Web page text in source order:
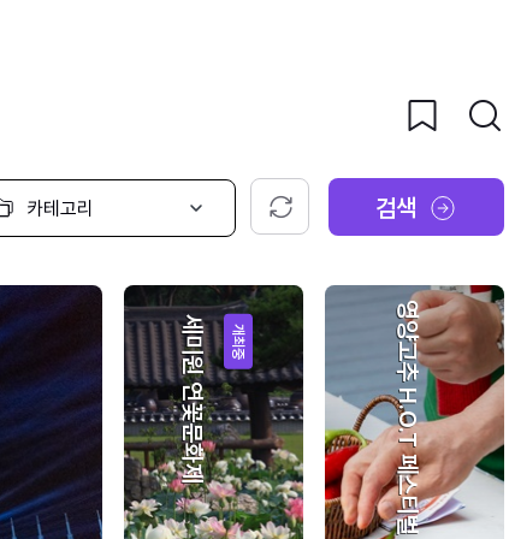
초기화 검색
개최중
세미원 연꽃문화제 영양고추 H.O.T 페스티벌